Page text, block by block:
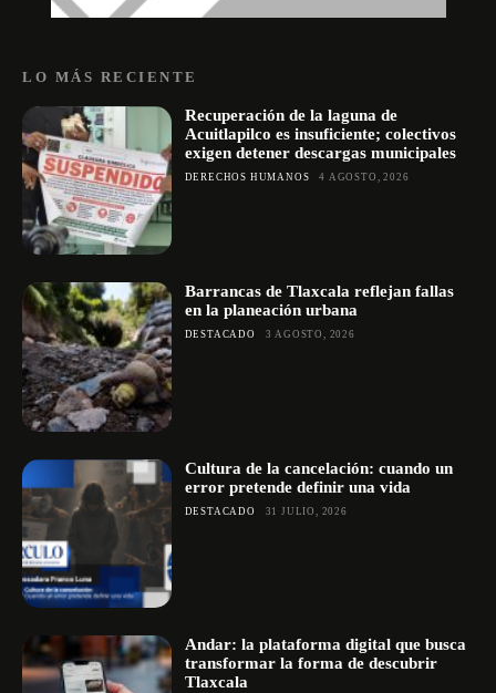
LO MÁS RECIENTE
Recuperación de la laguna de
Acuitlapilco es insuficiente; colectivos
exigen detener descargas municipales
DERECHOS HUMANOS 4 AGOSTO, 2026
Barrancas de Tlaxcala reflejan fallas
en la planeación urbana
DESTACADO 3 AGOSTO, 2026
Cultura de la cancelación: cuando un
error pretende definir una vida
DESTACADO 31 JULIO, 2026
Andar: la plataforma digital que busca
transformar la forma de descubrir
Tlaxcala